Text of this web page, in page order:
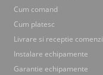
Cum comand
Cum platesc
Livrare si receptie comenzi
Instalare echipamente
Garantie echipamente